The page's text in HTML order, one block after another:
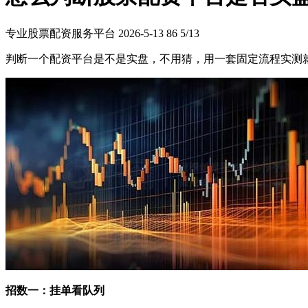
专业股票配资服务平台 2026-5-13 86 5/13
判断一个配资平台是不是实盘，不用猜，用一套固定流程实测
招数一：挂单看队列